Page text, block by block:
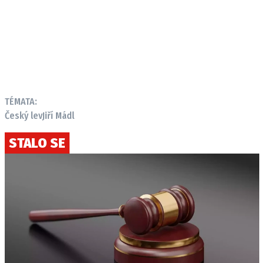
TÉMATA:
Český levJiří Mádl
STALO SE